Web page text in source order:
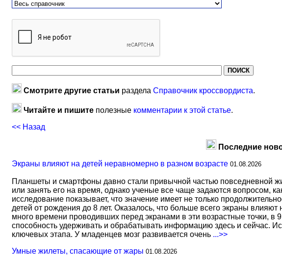
Смотрите другие статьи раздела Справочник кроссвордиста.
Читайте и пишите полезные комментарии к этой статье.
<< Назад
Последние
Экраны влияют на детей неравномерно в разном возрасте 01.08.2026
Планшеты и смартфоны давно стали привычной частью повседневной
или занять его на время, однако ученые все чаще задаются вопросом,
исследование показывает, что значение имеет не только
детей от рождения до 8 лет. Оказалось, что больше всего экраны
много времени проводивших перед экранами в эти возрастные точки, в
способность удерживать и обрабатывать информацию здесь и сейчас.
ключевых этапа. У младенцев мозг развивается очень ...>>
Умные жилеты, спасающие от жары 01.08.2026